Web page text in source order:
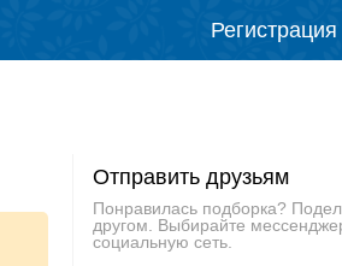
Регистрация
Отправить друзьям
Понравилась подборка?
другом. Выбирайте
социальную сеть.